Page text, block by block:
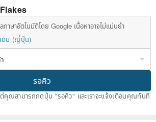
าษาอัตโนมัติโดย Google เนื้อหาอาจไม่แม่นยำ
ดิม (ญี่ปุ่น)
รอคิว
คุณสามารถกดปุ่ม "รอคิว" และเราจะแจ้งเตือนคุณทันที